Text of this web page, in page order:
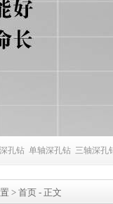
孔钻 单轴深孔钻 三轴深孔
> 首页 - 正文